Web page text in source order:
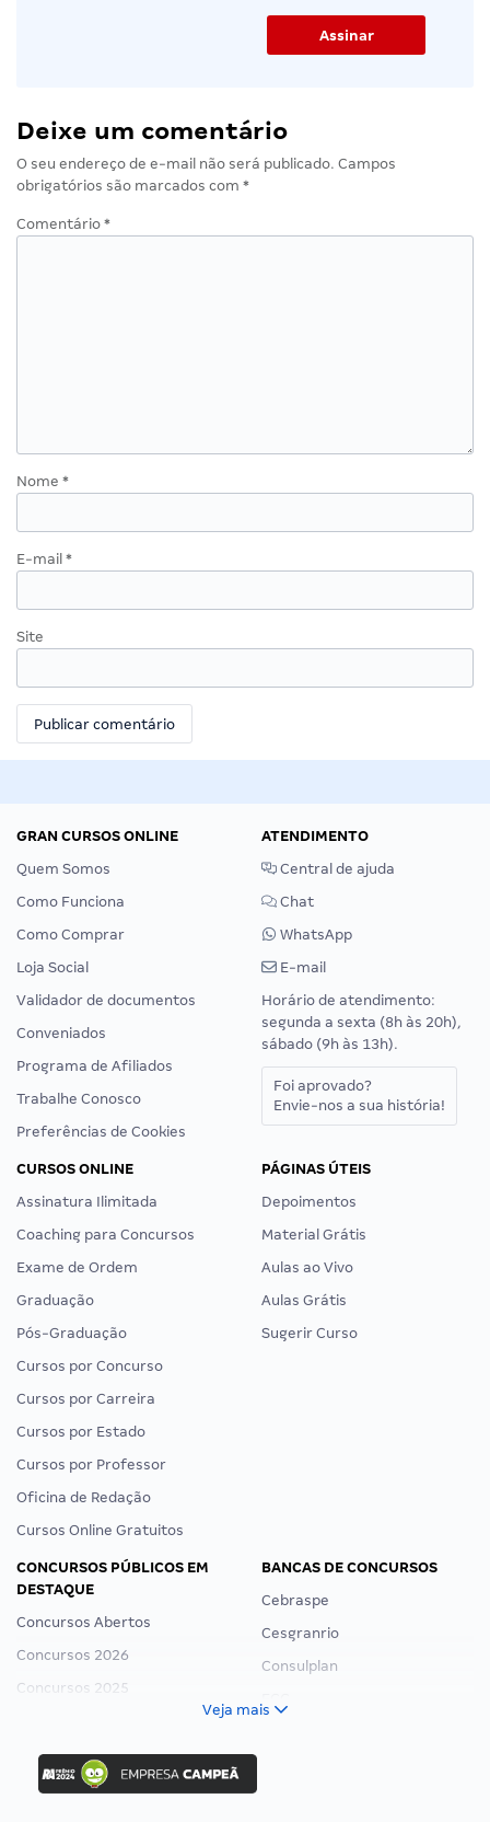
Deixe um comentário
O seu endereço de e-mail não será publicado. Campos
obrigatórios são marcados com *
Comentário *
Nome *
E-mail *
Site
GRAN CURSOS ONLINE
Quem Somos
Como Funciona
Como Comprar
Loja Social
Validador de documentos
Conveniados
Programa de Afiliados
Trabalhe Conosco
Preferências de Cookies
ATENDIMENTO
Central de ajuda
Chat
WhatsApp
E-mail
Horário de atendimento:
segunda a sexta (8h às 20h),
sábado (9h às 13h).
Foi aprovado?
Envie-nos a sua história!
CURSOS ONLINE
Assinatura Ilimitada
Coaching para Concursos
Exame de Ordem
Graduação
Pós-Graduação
Cursos por Concurso
Cursos por Carreira
Cursos por Estado
Cursos por Professor
Oficina de Redação
Cursos Online Gratuitos
PÁGINAS ÚTEIS
Depoimentos
Material Grátis
Aulas ao Vivo
Aulas Grátis
Sugerir Curso
CONCURSOS PÚBLICOS EM
DESTAQUE
Concursos Abertos
Concursos 2026
Concursos 2025
Concurso Ibama
Concurso MPU
BANCAS DE CONCURSOS
Cebraspe
Cesgranrio
Consulplan
Veja mais